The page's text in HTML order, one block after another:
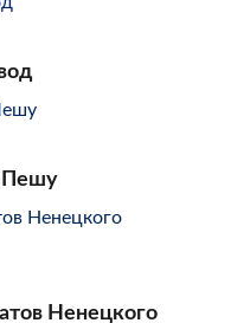
Пешу
Ненецкого